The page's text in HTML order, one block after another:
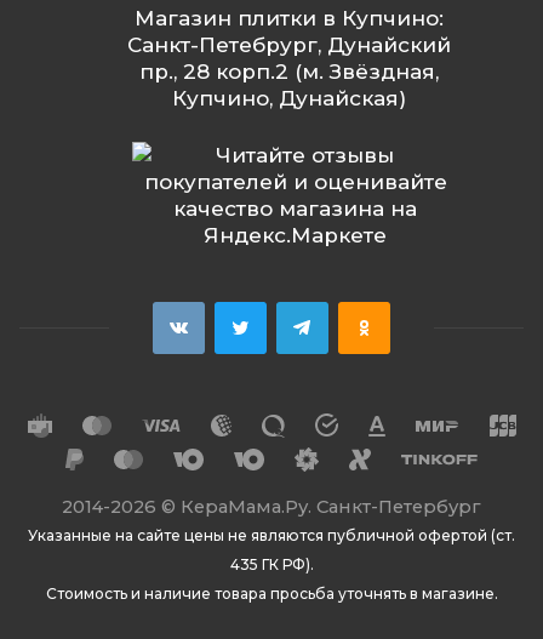
Магазин плитки в Купчино:
Санкт-Петебрург, Дунайский
пр., 28 корп.2 (м. Звёздная,
Купчино, Дунайская)
2014-2026 © КераМама.Ру. Санкт-Петербург
Указанные на сайте цены не являются публичной офертой (ст.
435 ГК РФ).
Стоимость и наличие товара просьба уточнять в магазине.